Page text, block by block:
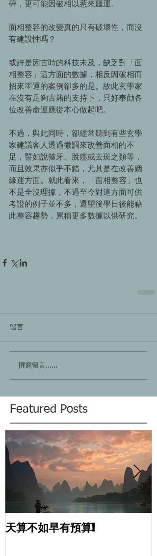
碎，更可能因破相以惹來噩運。
面相整容的改變真的只有破壞性，而沒
有建設性嗎？
或許是因古時的科技未及，缺乏對「面
相整容」這方面的數據，相反因破相而
招來噩運的案例卻多的是。故此玄學家
在沒有足夠古籍的支持下，只好奉勸各
位改善命運應從本心做起吧。
不過，與此同時，卻經常聽到有些玄學
家建議客人透過微調來改善面相的不
足，譬如說箍牙、脫癦或去斑之類等，
而且效果亦似乎不錯，尤其是在改善姻
緣運方面。就此看來，「面相整容」也
不是全沒理據，不過至今對這方面可供
考證的例子並不多，還望後學日後能藉
此整容趨勢，累積更多數據以供研究。
留言
撰寫留言......
Featured Posts
天算不如早有預算!